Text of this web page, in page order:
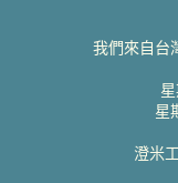
我們來自台
星
澄米